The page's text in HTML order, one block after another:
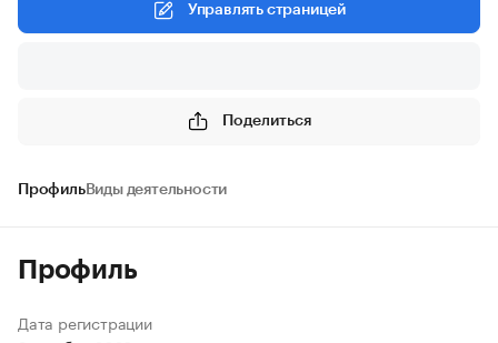
Управлять страницей
Поделиться
ПрофильВиды деятельности
Профиль
Дата регистрации